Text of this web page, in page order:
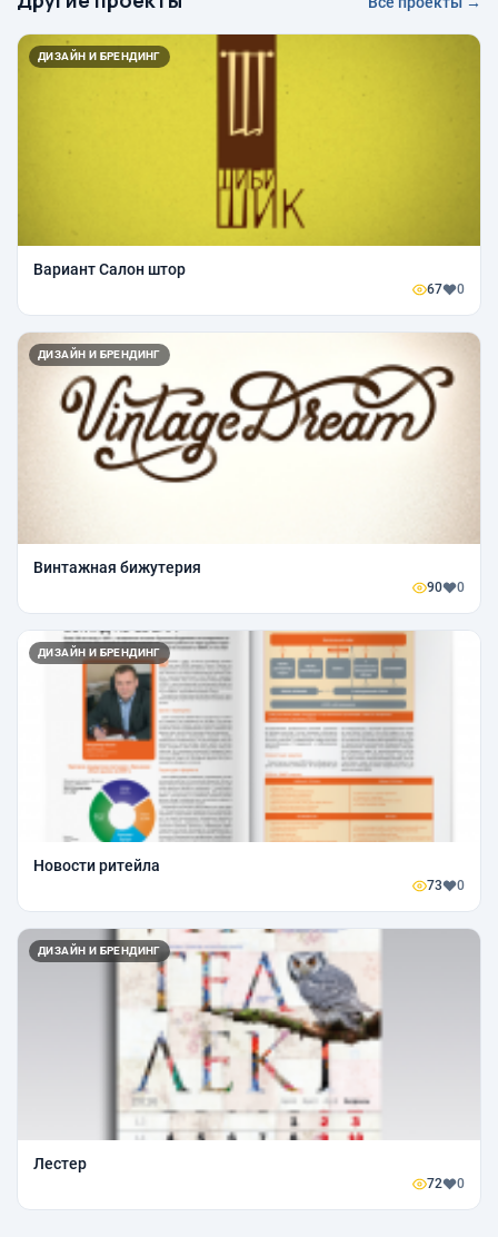
ДИЗАЙН И БРЕНДИНГ
Вариант Салон штор
67 0
ДИЗАЙН И БРЕНДИНГ
Винтажная бижутерия
90 0
ДИЗАЙН И БРЕНДИНГ
Новости ритейла
73 0
ДИЗАЙН И БРЕНДИНГ
Лестер
72 0